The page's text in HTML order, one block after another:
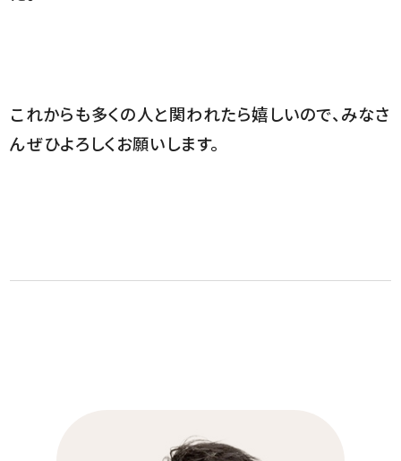
これからも多くの人と関われたら嬉しいので、みなさ
んぜひよろしくお願いします。